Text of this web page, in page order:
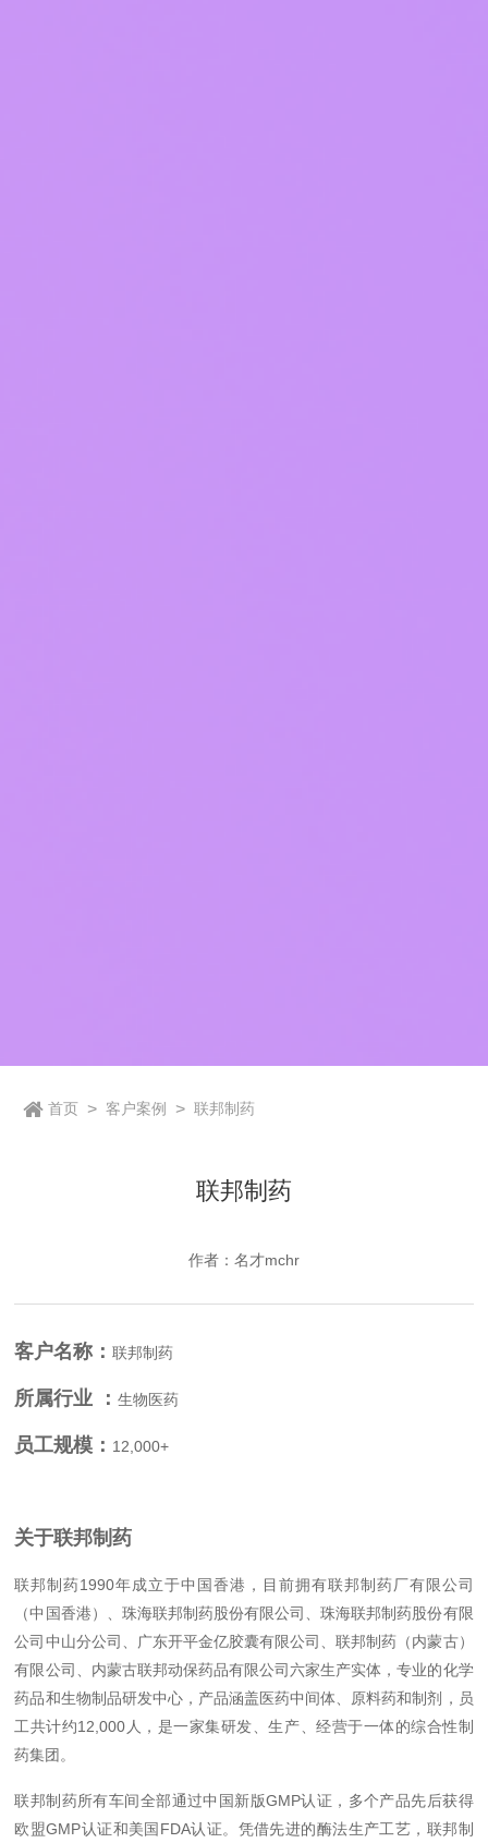
首页 > 客户案例 > 联邦制药
联邦制药
作者：名才mchr
客户名称：联邦制药
所属行业 ：生物医药
员工规模： 12,000+
关于联邦制药
联邦制药1990年成立于中国香港，目前拥有联邦制药厂有限公司
（中国香港）、珠海联邦制药股份有限公司、珠海联邦制药股份有限
公司中山分公司、广东开平金亿胶囊有限公司、联邦制药（内蒙古）
有限公司、内蒙古联邦动保药品有限公司六家生产实体，专业的化学
药品和生物制品研发中心，产品涵盖医药中间体、原料药和制剂，员
工共计约12,000人，是一家集研发、生产、经营于一体的综合性制
药集团。
联邦制药所有车间全部通过中国新版GMP认证，多个产品先后获得
欧盟GMP认证和美国FDA认证。凭借先进的酶法生产工艺，联邦制